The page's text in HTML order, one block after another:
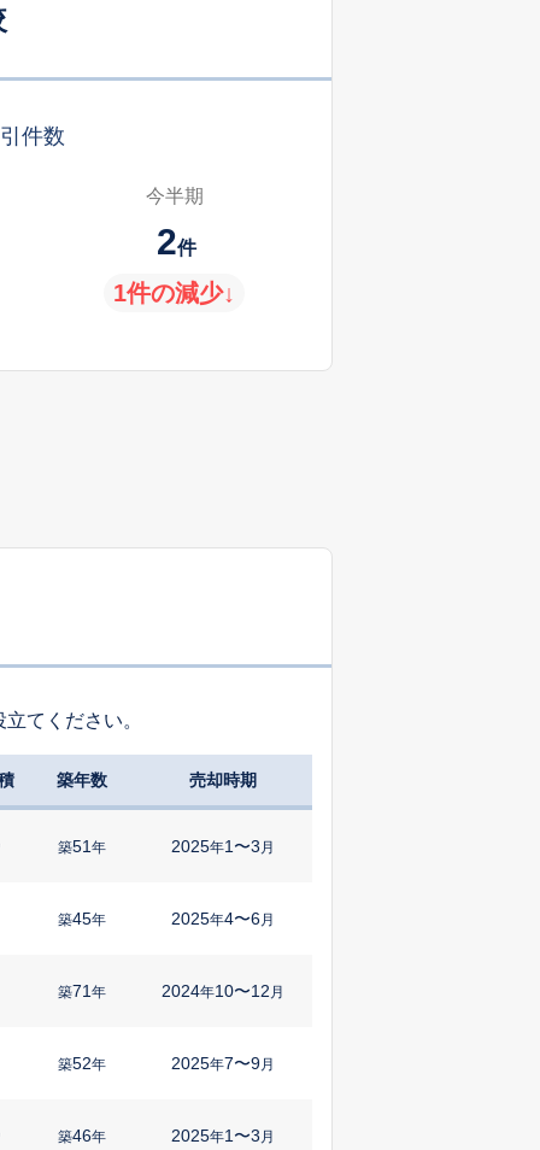
件数
今半期
2件
1件の減少↓
てください。
築年数 売却時期
築51 年 2025年1〜3 月
築45年 2025年4〜6月
築71 年 2024年10〜12 月
築52年 2025年7〜9月
築46年 2025年1〜3 月